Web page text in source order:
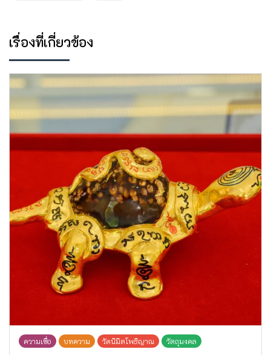
เรื่องที่เกี่ยวข้อง
ความเชื่อ บทความ วัดนิมิตโพธิญาณ วัตถุมงคล